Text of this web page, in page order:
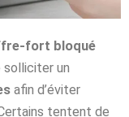
fort bloqué
un
afin d’éviter
tentent de